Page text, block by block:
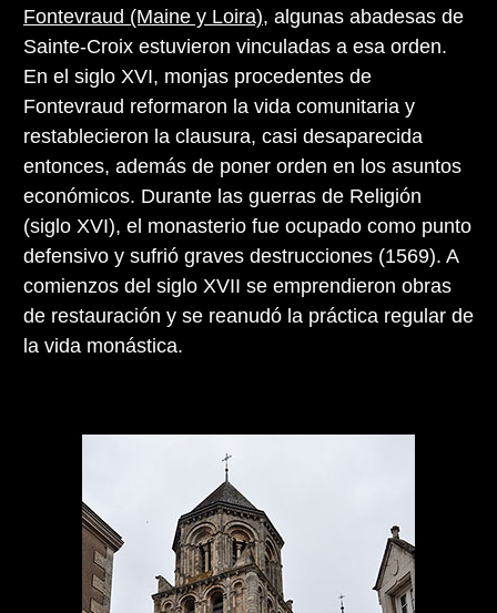
Fontevraud (Maine y Loira), algunas abadesas de
Sainte-Croix estuvieron vinculadas a esa orden.
En el siglo XVI, monjas procedentes de
Fontevraud reformaron la vida comunitaria y
restablecieron la clausura, casi desaparecida
entonces, además de poner orden en los asuntos
económicos. Durante las guerras de Religión
(siglo XVI), el monasterio fue ocupado como punto
defensivo y sufrió graves destrucciones (1569). A
comienzos del siglo XVII se emprendieron obras
de restauración y se reanudó la práctica regular de
la vida monástica.